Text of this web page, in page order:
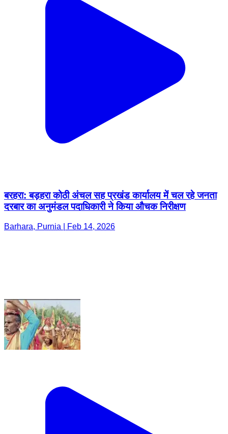
बरहरा: बड़हरा कोठी अंचल सह प्रखंड कार्यालय में चल रहे जनता
दरबार का अनुमंडल पदाधिकारी ने किया औचक निरीक्षण
Barhara, Purnia | Feb 14, 2026